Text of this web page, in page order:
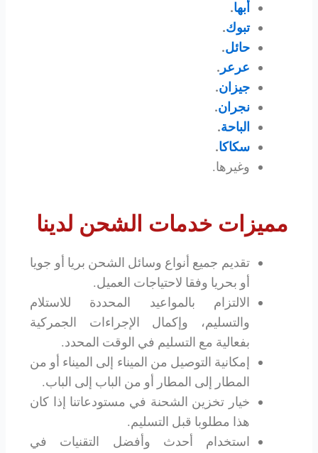
أبها.
تبوك.
حائل.
عرعر .
جيزان.
نجران.
الباحة.
سكاكا.
وغيرها.
مميزات خدمات الشحن لدينا
تقديم جميع أنواع وسائل الشحن بريا أو جويا
أو بحريا وفقا لاحتياجات العميل.
الالتزام بالمواعيد المحددة للاستلام
والتسليم، وإكمال الإجراءات الجمركية
بفعالية مع التسليم في الوقت المحدد.
إمكانية التوصيل من الميناء إلى الميناء أو من
المطار إلى المطار أو من الباب إلى الباب.
خيار تخزين الشحنة في مستودعاتنا إذا كان
هذا مطلوبا قبل التسليم.
استخدام أحدث وأفضل التقنيات في